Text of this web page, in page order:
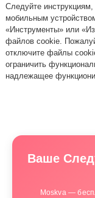
Следуйте
мобильным
«Инструменты» или
файлов cookie.
отключите файлы
ограничить
надлежащее
Ваше
Moskva —